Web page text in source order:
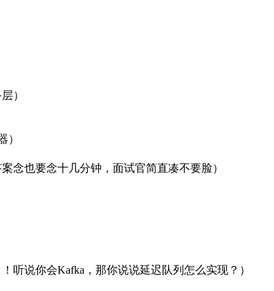
）
）
念也要念十几分钟，面试官简直凑不要脸）
听说你会Kafka，那你说说延迟队列怎么实现？）